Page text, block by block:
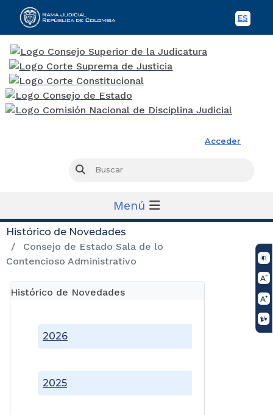
ES
Acceder
Buscar
Menú
Histórico de Novedades
Consejo de Estado Sala de lo
Contencioso Administrativo
Histórico de Novedades
2025
2026